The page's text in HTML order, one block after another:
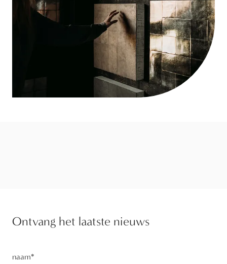
Ontvang het laatste nieuws
naam*